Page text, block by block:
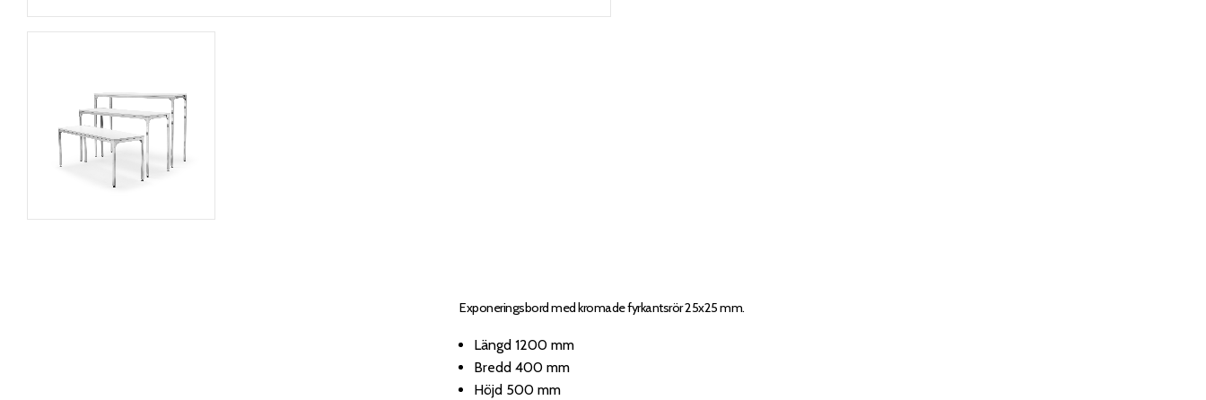
Exponeringsbord med kromade fyrkantsrör 25x25 mm.
Längd 1200 mm
Bredd 400 mm
Höjd 500 mm